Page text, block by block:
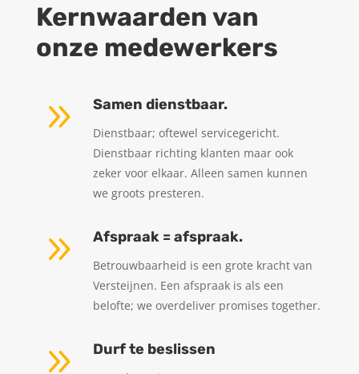
Kernwaarden van
onze medewerkers
9 Samen dienstbaar.
Dienstbaar; oftewel servicegericht.
Dienstbaar richting klanten maar ook
zeker voor elkaar. Alleen samen kunnen
we groots presteren.
9 Afspraak = afspraak.
Betrouwbaarheid is een grote kracht van
Versteijnen. Een afspraak is als een
belofte; we overdeliver promises together.
9 Durf te beslissen